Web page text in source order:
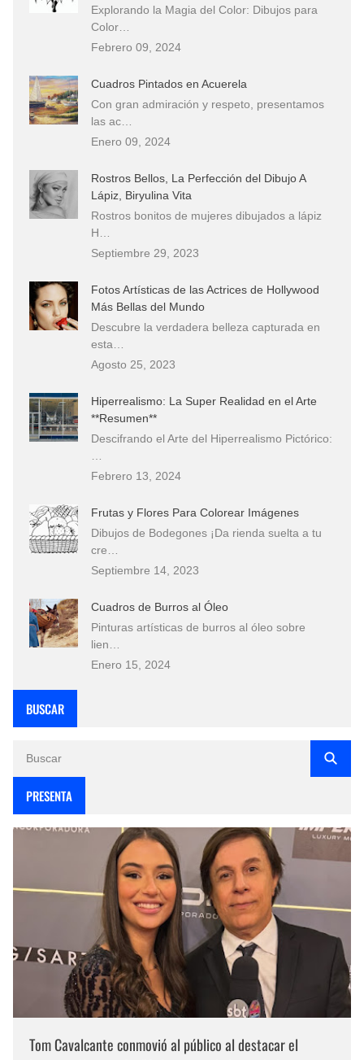
Explorando la Magia del Color: Dibujos para
Color…
Febrero 09, 2024
Cuadros Pintados en Acuerela
Con gran admiración y respeto, presentamos
las ac…
Enero 09, 2024
Rostros Bellos, La Perfección del Dibujo A
Lápiz, Biryulina Vita
Rostros bonitos de mujeres dibujados a lápiz
H…
Septiembre 29, 2023
Fotos Artísticas de las Actrices de Hollywood
Más Bellas del Mundo
Descubre la verdadera belleza capturada en
esta…
Agosto 25, 2023
Hiperrealismo: La Super Realidad en el Arte
**Resumen**
Descifrando el Arte del Hiperrealismo Pictórico:
Febrero 13, 2024
Frutas y Flores Para Colorear Imágenes
Dibujos de Bodegones ¡Da rienda suelta a tu
cre…
Septiembre 14, 2023
Cuadros de Burros al Óleo
Pinturas artísticas de burros al óleo sobre
lien…
Enero 15, 2024
BUSCAR
PRESENTA
Tom Cavalcante conmovió al público al destacar el